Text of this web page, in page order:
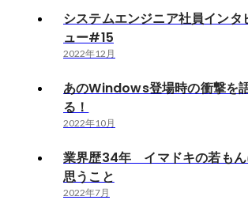
システムエンジニア社員インタ
ュー#15
2022年12月
あのWindows登場時の衝撃を
る！
2022年10月
業界歴34年 イマドキの若もん
思うこと
2022年7月